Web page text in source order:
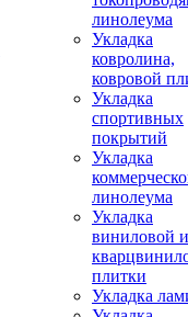
линолеума
Укладка
ковролина,
ковровой
Укладка
спортивных
покрытий
Укладка
линолеума
Укладка
виниловой и
плитки
Укладка